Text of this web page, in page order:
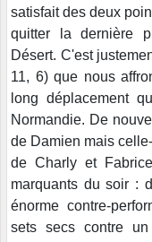
satisfait des deux
quitter la dernière
Désert. C'est
11, 6) que nous
long déplacement
Normandie. De
de Damien mais
de Charly et
marquants du soir :
énorme contre-
sets secs contre